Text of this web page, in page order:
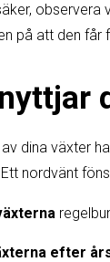
observera
på att den får
dina växter
nordvänt
efter